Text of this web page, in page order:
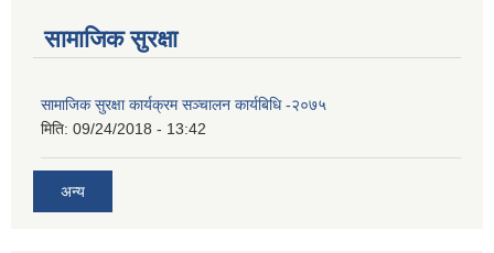
सामाजिक सुरक्षा
सामाजिक सुरक्षा कार्यक्रम सञ्चालन कार्यबिधि -२०७५
मिति: 09/24/2018 - 13:42
अन्य